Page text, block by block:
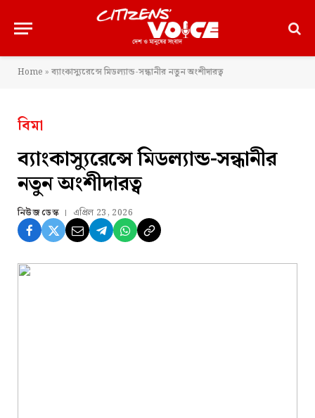
Home » ব্যাংকাস্যুরেন্সে মিডল্যান্ড-সন্ধানীর নতুন অংশীদারত্ব
বিমা
ব্যাংকাস্যুরেন্সে মিডল্যান্ড-সন্ধানীর
নতুন অংশীদারত্ব
নিউজ ডেস্ক এপ্রিল 23, 2026